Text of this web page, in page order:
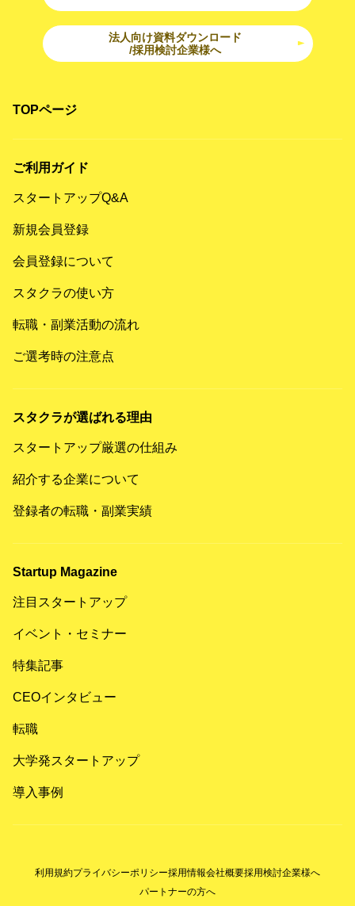
法人向け資料ダウンロード
/採用検討企業様へ
TOPページ
ご利用ガイド
スタートアップQ&A
新規会員登録
会員登録について
スタクラの使い方
転職・副業活動の流れ
ご選考時の注意点
スタクラが選ばれる理由
スタートアップ厳選の仕組み
紹介する企業について
登録者の転職・副業実績
Startup Magazine
注目スタートアップ
イベント・セミナー
特集記事
CEOインタビュー
転職
大学発スタートアップ
導入事例
利用規約プライバシーポリシー採用情報会社概要採用検討企業様へ
パートナーの方へ